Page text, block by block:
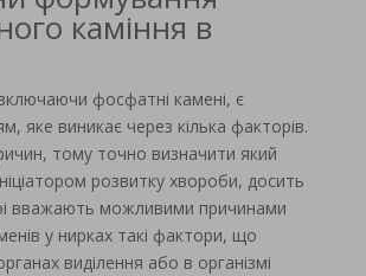
каміння в
фосфатні камені, є
яке виникає через кілька факторів.
тому точно визначити який
розвитку хвороби, досить
вважають можливими причинами
у нирках такі фактори, що
виділення або в організмі